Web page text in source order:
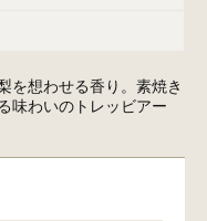
を想わせる香り。素焼き
味わいのトレッビアー